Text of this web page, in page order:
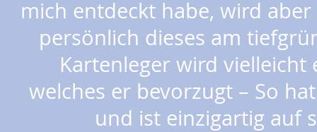
mich entdeckt habe, wird
persönlich dieses am
Kartenleger wird vielleicht
welches er bevorzugt – So
und ist einzigartig auf